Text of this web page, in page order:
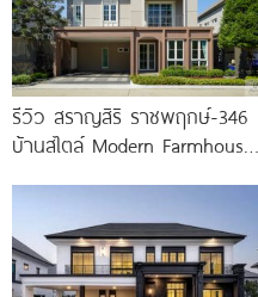
รีวิว สราญสิริ ราชพฤกษ์-346
บ้านสไตล์ Modern Farmhouse​